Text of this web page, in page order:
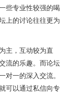
些专业性较强的喝
上的讨论往往更为
主，互动较为直
流的乐趣。而论坛
一的深入交流。
可以通过私信向专